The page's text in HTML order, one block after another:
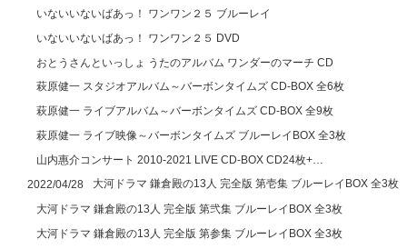
いないいないばあっ！ ワンワン２５ ブルーレイ
いないいないばあっ！ ワンワン２５ DVD
おとうさんといっしょ うたのアルバム ワンダーのマーチ CD
萩原健一 スタジオアルバム～バーボンタイムズ CD-BOX 全6枚
萩原健一 ライブアルバム～バーボンタイムズ CD-BOX 全9枚
萩原健一 ライブ映像～バーボンタイムズ ブルーレイBOX 全3枚
山内惠介コンサート 2010-2021 LIVE CD-BOX CD24枚+…
2022/04/28
大河ドラマ 鎌倉殿の13人 完全版 第壱集 ブルーレイBOX 全3枚
大河ドラマ 鎌倉殿の13人 完全版 第弐集 ブルーレイBOX 全3枚
大河ドラマ 鎌倉殿の13人 完全版 第参集 ブルーレイBOX 全3枚